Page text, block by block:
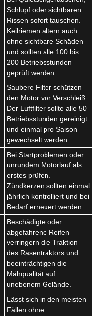
Schlupf oder sichtbaren
Rissen sofort tauschen.
Keilriemen altern auch
ohne sichtbare Schäden
und sollten alle 100 bis
200 Betriebsstunden
geprüft werden.
Saubere Filter schützen
den Motor vor Verschleiß.
Der Luftfilter sollte alle 50
Betriebsstunden gereinigt
und einmal pro Saison
gewechselt werden.
Bei Startproblemen oder
unrundem Motorlauf als
erstes prüfen.
Zündkerzen sollten einmal
jährlich kontrolliert und bei
Bedarf erneuert werden.
Beschädigte oder
abgefahrene Reifen
verringern die Traktion
des Rasentraktors und
beeinträchtigen die
Mähqualität auf
unebenem Gelände.
Lässt sich in den meisten
Fällen ohne